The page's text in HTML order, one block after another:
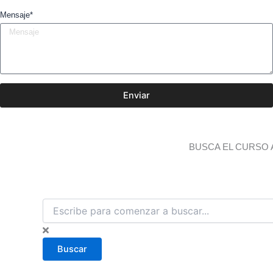
Mensaje*
Enviar
BUSCA EL CURSO
B
s
c
Buscar